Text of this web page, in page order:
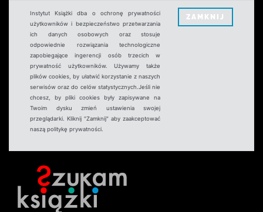
Instytut Książki dba o ochronę prywatności
użytkowników i bezpieczeństwo przetwarzania
ich danych osobowych oraz stosuje
odpowiednie rozwiązania technologiczne
zapobiegające ingerencji osób trzecich w
prywatność użytkowników. Używamy także
plików cookies, by ułatwić korzystanie z naszych
serwisów oraz do celów statystycznych.Jeśli nie
chcesz, by pliki cookies były zapisywane na
Twoim dysku zmień ustawienia swojej
przeglądarki. Kliknij "Zamknij" aby zaakceptować
naszą politykę prywatności.
ZAMKNIJ